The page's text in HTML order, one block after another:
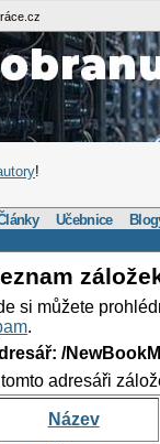
!
Učebnice
si můžete
.
/
adresáři
Název